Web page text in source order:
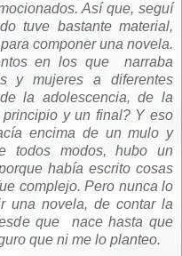
Así que, seguí
tuve bastante material,
componer una novela.
en los que narraba
y mujeres a diferentes
la adolescencia, de la
y un final? Y eso
encima de un mulo y
todos modos, hubo un
había escrito cosas
complejo. Pero nunca lo
una novela, de contar la
que nace hasta que
que ni me lo planteo.